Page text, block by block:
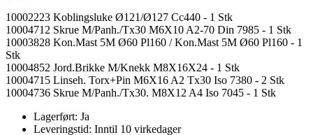
10002223 Koblingsluke Ø121/Ø127 Cc440 - 1 Stk
10004712 Skrue M/Panh./Tx30 M6X10 A2-70 Din 7985 - 1 Stk
10003828 Kon.Mast 5M Ø60 Pl160 / Kon.Mast 5M Ø60 Pl160 - 1
Stk
10004852 Jord.Brikke M/Knekk M8X16X24 - 1 Stk
10004715 Linseh. Torx+Pin M6X16 A2 Tx30 Iso 7380 - 2 Stk
10004736 Skrue M/Panh./Tx30. M8X12 A4 Iso 7045 - 1 Stk
Lagerført: Ja
Leveringstid: Inntil 10 virkedager